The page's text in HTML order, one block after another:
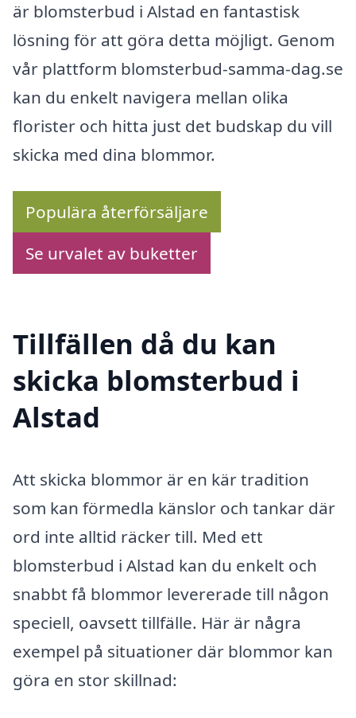
är blomsterbud i Alstad en fantastisk
lösning för att göra detta möjligt. Genom
vår plattform blomsterbud-samma-dag.se
kan du enkelt navigera mellan olika
florister och hitta just det budskap du vill
skicka med dina blommor.
Populära återförsäljare
Se urvalet av buketter
Tillfällen då du kan
skicka blomsterbud i
Alstad
Att skicka blommor är en kär tradition
som kan förmedla känslor och tankar där
ord inte alltid räcker till. Med ett
blomsterbud i Alstad kan du enkelt och
snabbt få blommor levererade till någon
speciell, oavsett tillfälle. Här är några
exempel på situationer där blommor kan
göra en stor skillnad: